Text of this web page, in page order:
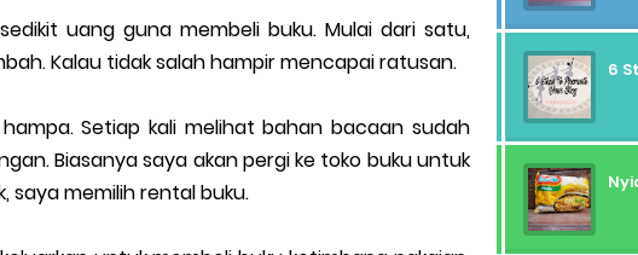
uang guna membeli buku. Mulai dari satu,
Kalau tidak salah hampir mencapai ratusan.
Setiap kali melihat bahan bacaan sudah
Biasanya saya akan pergi ke toko buku untuk
saya memilih rental buku.